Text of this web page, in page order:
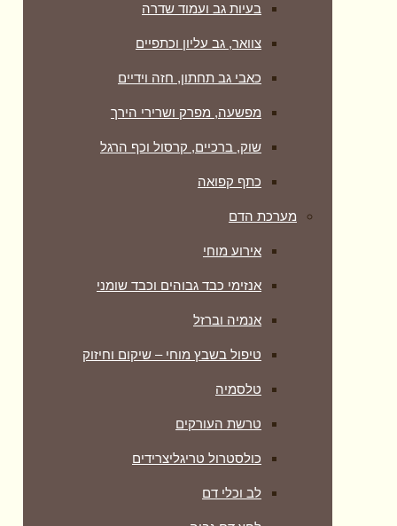
בעיות גב ועמוד שדרה
צוואר, גב עליון וכתפיים
כאבי גב תחתון, חזה וידיים
מפשעה, מפרק ושרירי הירך
שוק, ברכיים, קרסול וכף הרגל
כתף קפואה
מערכת הדם
אירוע מוחי
אנזימי כבד גבוהים וכבד שומני
אנמיה וברזל
טיפול בשבץ מוחי – שיקום וחיזוק
טלסמיה
טרשת העורקים
כולסטרול טריגליצרידים
לב וכלי דם